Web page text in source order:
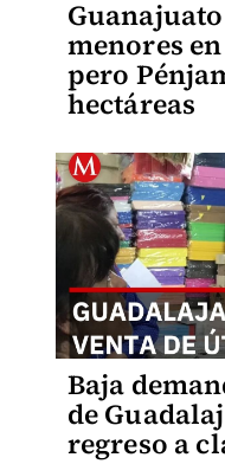
menores
pero
hectáreas
Baja
de
regreso a